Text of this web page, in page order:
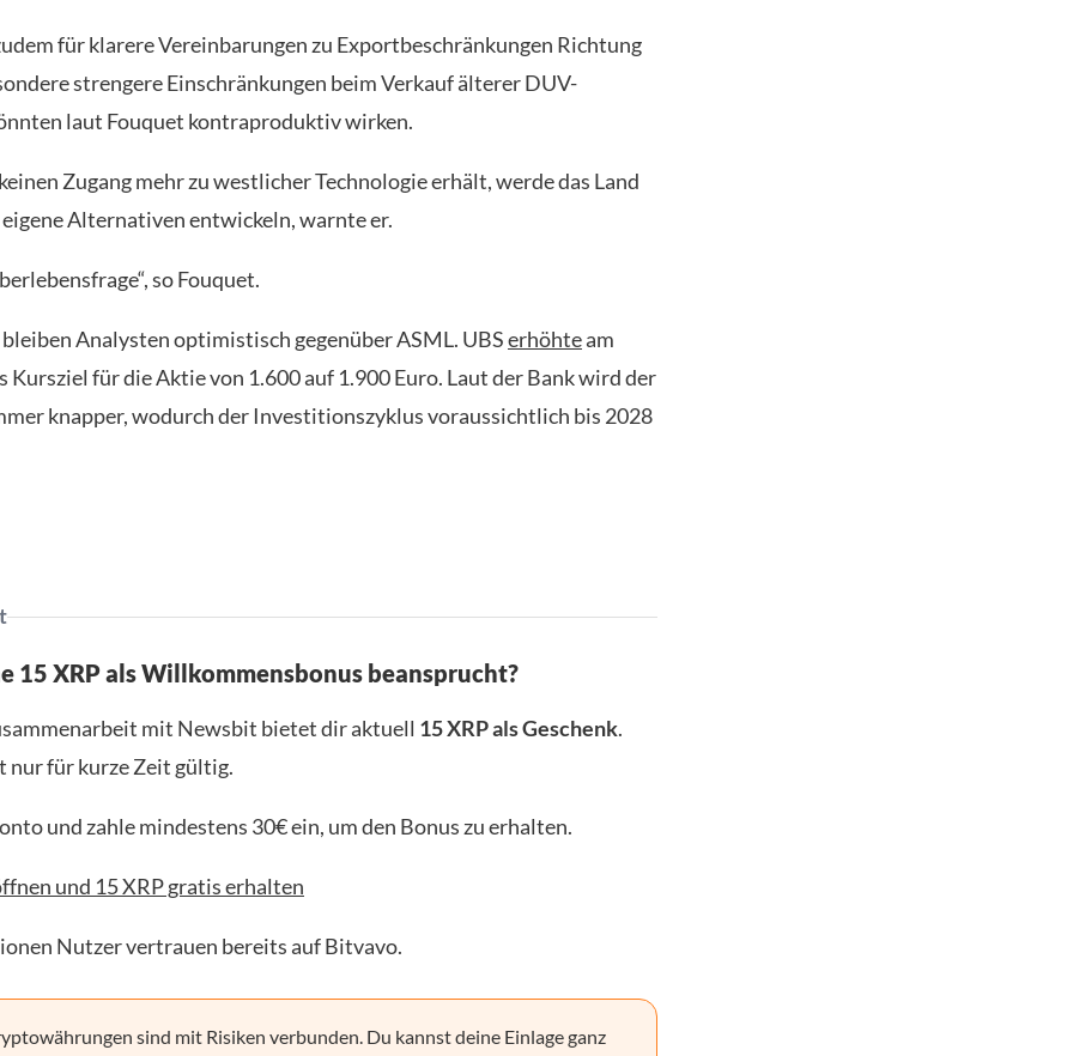
für klarere Vereinbarungen zu Exportbeschränkungen Richtung
strengere Einschränkungen beim Verkauf älterer DUV-
laut Fouquet kontraproduktiv wirken.
Zugang mehr zu westlicher Technologie erhält, werde das Land
Alternativen entwickeln, warnte er.
so Fouquet.
Analysten optimistisch gegenüber ASML. UBSerhöhteam
Kursziel für die Aktie von 1.600 auf 1.900 Euro. Laut der Bank wird der
knapper, wodurch der Investitionszyklus voraussichtlich bis 2028
15 XRP als Willkommensbonus beansprucht?
mit Newsbit bietet dir aktuell 15 XRP als Geschenk.
nur für kurze Zeit gültig.
und zahle mindestens 30€ ein, um den Bonus zu erhalten.
und 15 XRP gratis erhalten
Nutzer vertrauen bereits auf Bitvavo.
sind mit Risiken verbunden. Du kannst deine Einlage ganz